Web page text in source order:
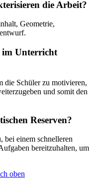
die Arbeit?
Geometrie,
Unterricht
die Schüler zu motivieren,
und somit den
Reserven?
bei einem schnelleren
bereitzuhalten, um
oben